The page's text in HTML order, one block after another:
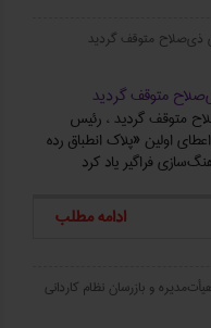
متوقف گردید
متوقف گردید
متوقف گردید ، رئیس
اولین «پلاک انطباق رده
فراگیر یاد کرد
ادامه مطلب
و بازرسان نظام کاردانی